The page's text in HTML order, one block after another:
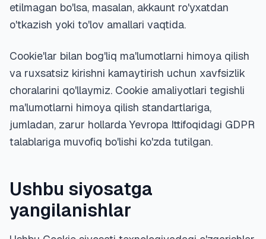
etilmagan bo'lsa, masalan, akkaunt ro'yxatdan
o'tkazish yoki to'lov amallari vaqtida.
Cookie'lar bilan bog'liq ma'lumotlarni himoya qilish
va ruxsatsiz kirishni kamaytirish uchun xavfsizlik
choralarini qo'llaymiz. Cookie amaliyotlari tegishli
ma'lumotlarni himoya qilish standartlariga,
jumladan, zarur hollarda Yevropa Ittifoqidagi GDPR
talablariga muvofiq bo'lishi ko'zda tutilgan.
Ushbu siyosatga
yangilanishlar